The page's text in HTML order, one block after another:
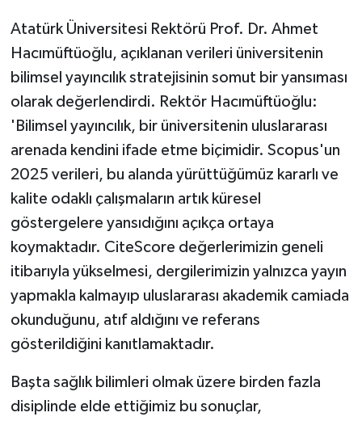
Atatürk Üniversitesi Rektörü Prof. Dr. Ahmet
Hacımüftüoğlu, açıklanan verileri üniversitenin
bilimsel yayıncılık stratejisinin somut bir yansıması
olarak değerlendirdi. Rektör Hacımüftüoğlu:
'Bilimsel yayıncılık, bir üniversitenin uluslararası
arenada kendini ifade etme biçimidir. Scopus'un
2025 verileri, bu alanda yürüttüğümüz kararlı ve
kalite odaklı çalışmaların artık küresel
göstergelere yansıdığını açıkça ortaya
koymaktadır. CiteScore değerlerimizin geneli
itibarıyla yükselmesi, dergilerimizin yalnızca yayın
yapmakla kalmayıp uluslararası akademik camiada
okunduğunu, atıf aldığını ve referans
gösterildiğini kanıtlamaktadır.
Başta sağlık bilimleri olmak üzere birden fazla
disiplinde elde ettiğimiz bu sonuçlar,